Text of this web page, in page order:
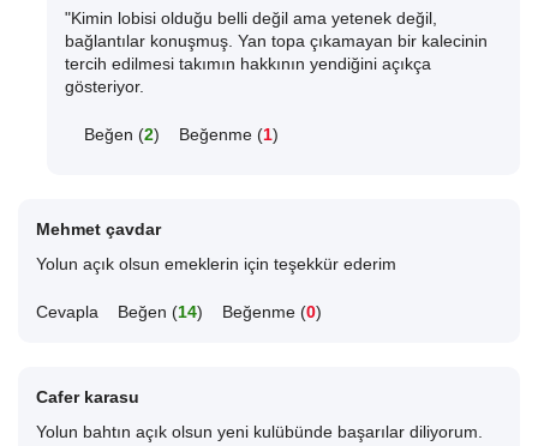
"Kimin lobisi olduğu belli değil ama yetenek değil,
bağlantılar konuşmuş. Yan topa çıkamayan bir kalecinin
tercih edilmesi takımın hakkının yendiğini açıkça
gösteriyor.
Beğen (2) Beğenme (1)
Mehmet çavdar
Yolun açık olsun emeklerin için teşekkür ederim
Cevapla Beğen (14) Beğenme (0)
Cafer karasu
Yolun bahtın açık olsun yeni kulübünde başarılar diliyorum.